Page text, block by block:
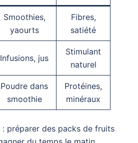
Smoothies,
yaourts
Fibres,
satiété
Infusions, jus
Stimulant
naturel
Poudre dans
smoothie
Protéines,
minéraux
: préparer des packs de fruits